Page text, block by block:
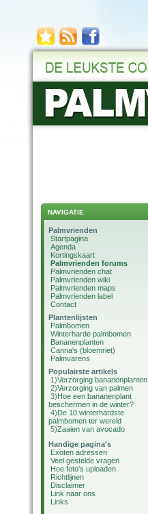
NAVIGATIE
Palmvrienden
Startpagina
Agenda
Kortingskaart
Palmvrienden forums
Palmvrienden chat
Palmvrienden wiki
Palmvrienden maps
Palmvrienden label
Contact
Plantenlijsten
Palmbomen
Winterharde palmbomen
Bananenplanten
Canna's (bloemriet)
Palmvarens
Populairste artikels
1)Verzorging bananenplanten
2)Verzorging van palmen
3)Hoe een bananenplant
beschermen in de winter?
4)De 10 winterhardste
palmbomen ter wereld
5)Zaaien van avocado
Handige pagina's
Exoten adressen
Veel gestelde vragen
Hoe foto's uploaden
Richtlijnen
Disclaimer
Link naar ons
Links